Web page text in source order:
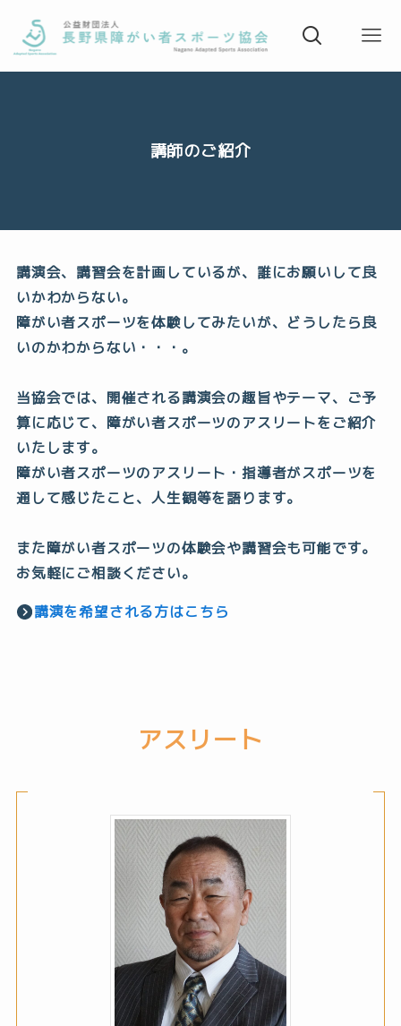
講師のご紹介
講演会、講習会を計画しているが、誰にお願いして良
いかわからない。
障がい者スポーツを体験してみたいが、どうしたら良
いのかわからない・・・。
当協会では、開催される講演会の趣旨やテーマ、ご予
算に応じて、障がい者スポーツのアスリートをご紹介
いたします。
障がい者スポーツのアスリート・指導者がスポーツを
通して感じたこと、人生観等を語ります。
また障がい者スポーツの体験会や講習会も可能です。
お気軽にご相談ください。
講演を希望される方はこちら
アスリート